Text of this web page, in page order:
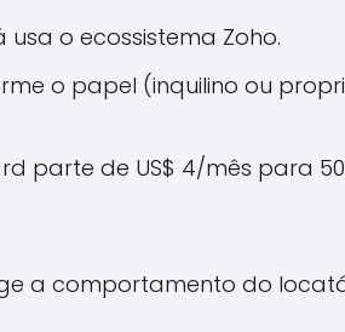
o ecossistema Zoho.
o papel (inquilino ou
parte de US$ 4/mês para
a comportamento do